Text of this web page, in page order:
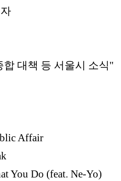
대책 등 서울시 소식"
Affair
You Do (feat. Ne-Yo)